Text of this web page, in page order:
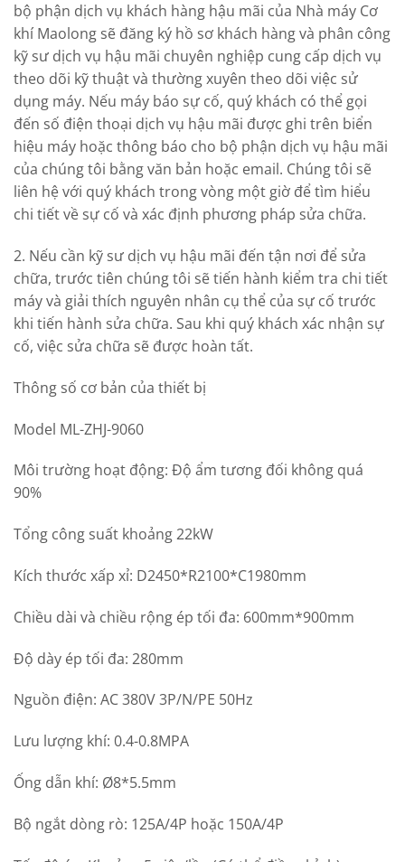
bộ phận dịch vụ khách hàng hậu mãi của Nhà máy Cơ
khí Maolong sẽ đăng ký hồ sơ khách hàng và phân công
kỹ sư dịch vụ hậu mãi chuyên nghiệp cung cấp dịch vụ
theo dõi kỹ thuật và thường xuyên theo dõi việc sử
dụng máy. Nếu máy báo sự cố, quý khách có thể gọi
đến số điện thoại dịch vụ hậu mãi được ghi trên biển
hiệu máy hoặc thông báo cho bộ phận dịch vụ hậu mãi
của chúng tôi bằng văn bản hoặc email. Chúng tôi sẽ
liên hệ với quý khách trong vòng một giờ để tìm hiểu
chi tiết về sự cố và xác định phương pháp sửa chữa.
2. Nếu cần kỹ sư dịch vụ hậu mãi đến tận nơi để sửa
chữa, trước tiên chúng tôi sẽ tiến hành kiểm tra chi tiết
máy và giải thích nguyên nhân cụ thể của sự cố trước
khi tiến hành sửa chữa. Sau khi quý khách xác nhận sự
cố, việc sửa chữa sẽ được hoàn tất.
Thông số cơ bản của thiết bị
Model ML-ZHJ-9060
Môi trường hoạt động: Độ ẩm tương đối không quá
90%
Tổng công suất khoảng 22kW
Kích thước xấp xỉ: D2450*R2100*C1980mm
Chiều dài và chiều rộng ép tối đa: 600mm*900mm
Độ dày ép tối đa: 280mm
Nguồn điện: AC 380V 3P/N/PE 50Hz
Lưu lượng khí: 0.4-0.8MPA
Ống dẫn khí: Ø8*5.5mm
Bộ ngắt dòng rò: 125A/4P hoặc 150A/4P